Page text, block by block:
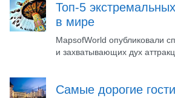
Топ-5
в мире
MapsofWorld опубликовали
и захватывающих дух
Самые дорогие